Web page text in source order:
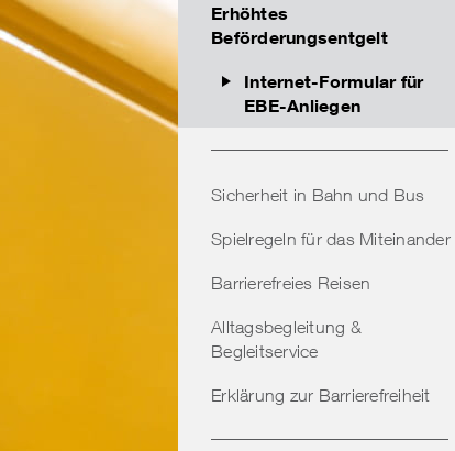
Erhöhtes
Beförderungsentgelt
Internet-Formular für
EBE-Anliegen
Sicherheit in Bahn und Bus
Spielregeln für das Miteinander
Barrierefreies Reisen
Alltagsbegleitung &
Begleitservice
Erklärung zur Barrierefreiheit